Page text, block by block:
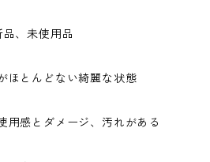
、未使用品
ほとんどない綺麗な状態
用感とダメージ、汚れがある